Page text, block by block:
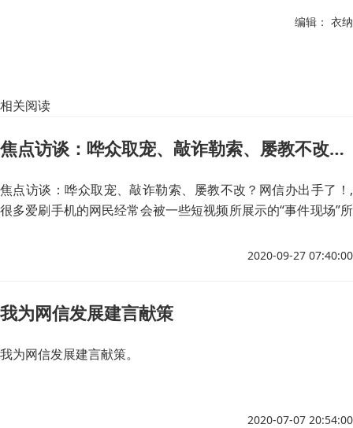
编辑： 衣纳
相关阅读
焦点访谈：哗众取宠、敲诈勒索、屡教不改？网信办出手了！
焦点访谈：哗众取宠、敲诈勒索、屡教不改？网信办出手了！,
很多爱刷手机的网民经常会被一些短视频所展示的“事件现场”所
转。在这次整治行动中，微信等互联网平台也采取了多种手段，
2020-09-27 07:40:00
我为网信发展建言献策
我为网信发展建言献策。
2020-07-07 20:54:00